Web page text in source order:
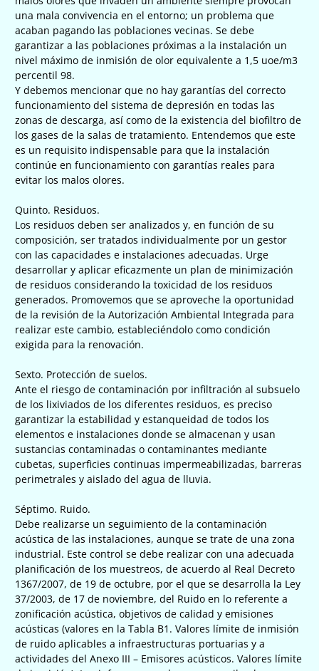
una mala convivencia en el entorno; un problema que
acaban pagando las poblaciones vecinas. Se debe
garantizar a las poblaciones próximas a la instalación un
nivel máximo de inmisión de olor equivalente a 1,5 uoe/m3
percentil 98.
Y debemos mencionar que no hay garantías del correcto
funcionamiento del sistema de depresión en todas las
zonas de descarga, así como de la existencia del biofiltro de
los gases de la salas de tratamiento. Entendemos que este
es un requisito indispensable para que la instalación
continúe en funcionamiento con garantías reales para
evitar los malos olores.
Quinto. Residuos.
Los residuos deben ser analizados y, en función de su
composición, ser tratados individualmente por un gestor
con las capacidades e instalaciones adecuadas. Urge
desarrollar y aplicar eficazmente un plan de minimización
de residuos considerando la toxicidad de los residuos
generados. Promovemos que se aproveche la oportunidad
de la revisión de la Autorización Ambiental Integrada para
realizar este cambio, estableciéndolo como condición
exigida para la renovación.
Sexto. Protección de suelos.
Ante el riesgo de contaminación por infiltración al subsuelo
de los lixiviados de los diferentes residuos, es preciso
garantizar la estabilidad y estanqueidad de todos los
elementos e instalaciones donde se almacenan y usan
sustancias contaminadas o contaminantes mediante
cubetas, superficies continuas impermeabilizadas, barreras
perimetrales y aislado del agua de lluvia.
Séptimo. Ruido.
Debe realizarse un seguimiento de la contaminación
acústica de las instalaciones, aunque se trate de una zona
industrial. Este control se debe realizar con una adecuada
planificación de los muestreos, de acuerdo al Real Decreto
1367/2007, de 19 de octubre, por el que se desarrolla la Ley
37/2003, de 17 de noviembre, del Ruido en lo referente a
zonificación acústica, objetivos de calidad y emisiones
acústicas (valores en la Tabla B1. Valores límite de inmisión
de ruido aplicables a infraestructuras portuarias y a
actividades del Anexo III – Emisores acústicos. Valores límite